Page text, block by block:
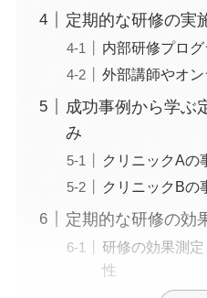
定期的な研修の実
内部研修プロ
外部講師やオ
成功事例から学ぶ
み
クリニックAの
クリニックBの
定期的な研修の効
研修の効果測
性